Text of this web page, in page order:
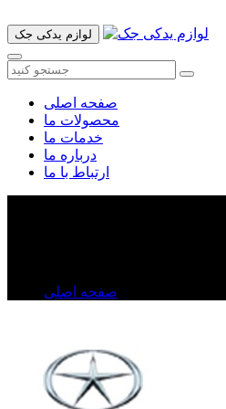
لوازم یدکی جک
صفحه اصلی
محصولات ما
خدمات ما
درباره ما
ارتباط با ما
صفحه اصلی